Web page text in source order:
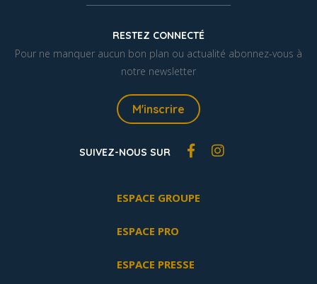
RESTEZ CONNECTÉ
Pour ne manquer aucun bon plan ou actualité abonnez-vous à
notre newsletter
M'inscrire
SUIVEZ-NOUS SUR
ESPACE GROUPE
ESPACE PRO
ESPACE PRESSE